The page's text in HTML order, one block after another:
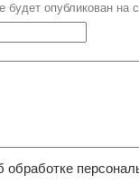
будет опубликован на
обработке